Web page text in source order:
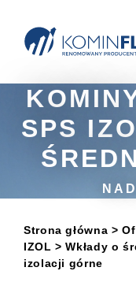
Main
SPS
Strona główna >
IZOL >Wkłady o
izolacji górne